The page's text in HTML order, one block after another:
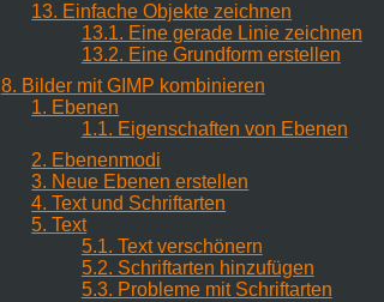
13. Einfache Objekte zeichnen
13.1. Eine gerade Linie zeichnen
13.2. Eine Grundform erstellen
8. Bilder mit GIMP kombinieren
1. Ebenen
1.1. Eigenschaften von Ebenen
2. Ebenenmodi
3. Neue Ebenen erstellen
4. Text und Schriftarten
5. Text
5.1. Text verschönern
5.2. Schriftarten hinzufügen
5.3. Probleme mit Schriftarten